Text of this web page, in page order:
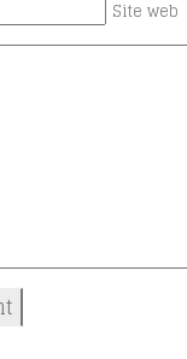
Site web